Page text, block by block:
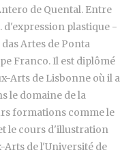
de Quental. Entre
d'expression plastique -
Artes de Ponta
Franco. Il est diplômé
Arts de Lisbonne où il a
le domaine de la
formations comme le
le cours d'illustration
Arts de l'Université de